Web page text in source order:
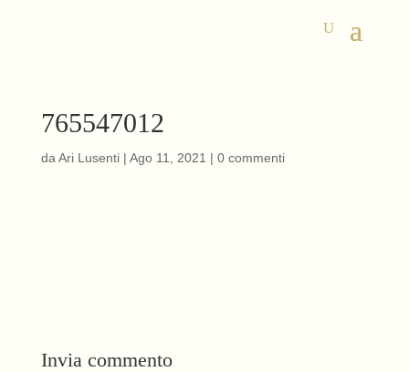
765547012
da Ari Lusenti| Ago 11, 2021 | 0 commenti
Invia commento